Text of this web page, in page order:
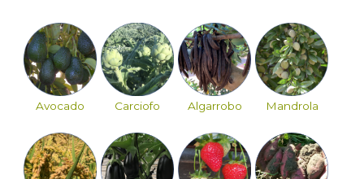
Avocado Carciofo Algarrobo Mandrola